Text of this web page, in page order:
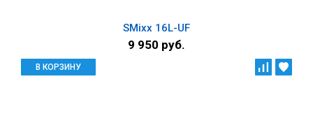
SMixx 16L-UF
9 950 руб.
В КОРЗИНУ